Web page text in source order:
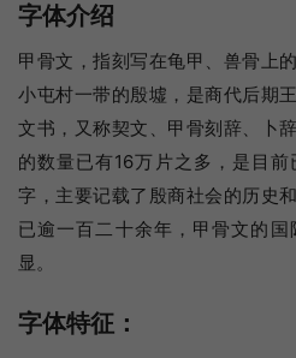
字体介绍
甲骨文，指刻写在龟甲、兽骨上
小屯村一带的殷墟，是商代后期
文书，又称契文、甲骨刻辞、卜
的数量已有16万片之多，是目
字，主要记载了殷商社会的历史
已逾一百二十余年，甲骨文的
显。
字体特征：